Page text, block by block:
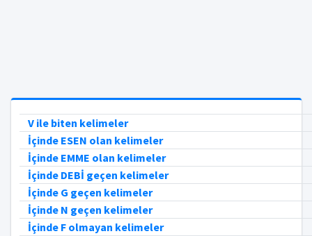
V ile biten kelimeler
İçinde ESEN olan kelimeler
İçinde EMME olan kelimeler
İçinde DEBİ geçen kelimeler
İçinde G geçen kelimeler
İçinde N geçen kelimeler
İçinde F olmayan kelimeler